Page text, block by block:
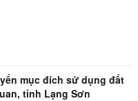
mục đích sử dụng đất
tỉnh Lạng Sơn